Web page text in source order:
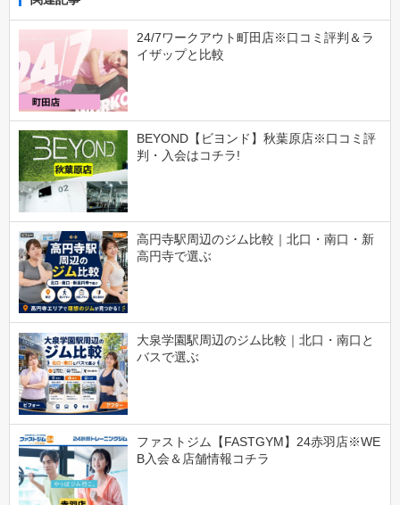
24/7ワークアウト町田店※口コミ評判＆ラ
イザップと比較
BEYOND【ビヨンド】秋葉原店※口コミ評
判・入会はコチラ!
高円寺駅周辺のジム比較｜北口・南口・新
高円寺で選ぶ
大泉学園駅周辺のジム比較｜北口・南口と
バスで選ぶ
ファストジム【FASTGYM】24赤羽店※WE
B入会＆店舗情報コチラ